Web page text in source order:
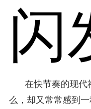
闪
在快节奏的现代
么，却又常常感到